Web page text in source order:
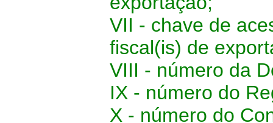
VII - chave de
fiscal(is) de
VIII - número da
IX - número do
X - número do